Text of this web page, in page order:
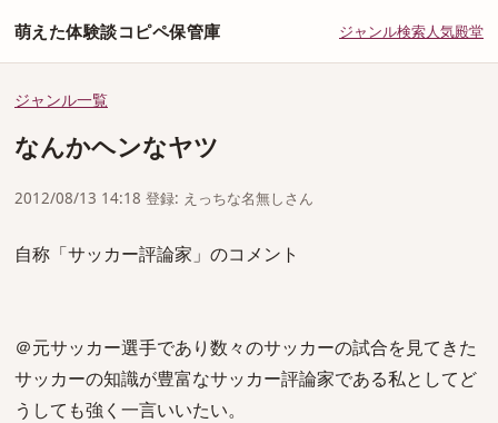
萌えた体験談コピペ保管庫 ジャンル検索人気殿堂
ジャンル一覧
なんかヘンなヤツ
2012/08/13 14:18 登録: えっちな名無しさん
自称「サッカー評論家」のコメント
＠元サッカー選手であり数々のサッカーの試合を見てきた
サッカーの知識が豊富なサッカー評論家である私としてど
うしても強く一言いいたい。